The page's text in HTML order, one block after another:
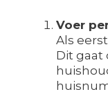
Voer
Als
Dit gaat